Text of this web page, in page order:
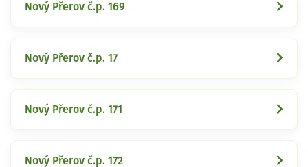
Nový Přerov č.p. 169
Nový Přerov č.p. 17
Nový Přerov č.p. 171
Nový Přerov č.p. 172